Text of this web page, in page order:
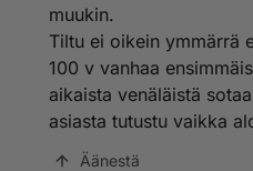
muukin.
Tiltu ei oikein ymmärrä
100 v vanhaa
aikaista venäläistä
asiasta tutustu vaikka
Äänestä